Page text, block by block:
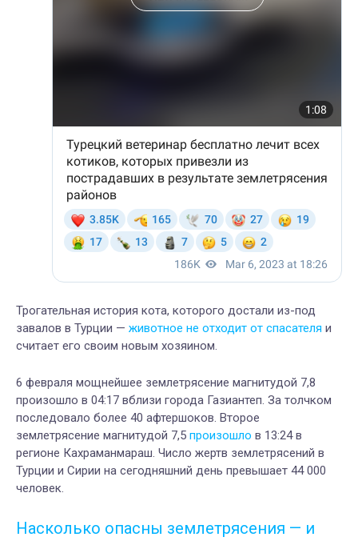
Трогательная история кота, которого достали из-под
завалов в Турции — животное не отходит от спасателя и
считает его своим новым хозяином.
6 февраля мощнейшее землетрясение магнитудой 7,8
произошло в 04:17 вблизи города Газиантеп. За толчком
последовало более 40 афтершоков. Второе
землетрясение магнитудой 7,5 произошло в 13:24 в
регионе Кахраманмараш. Число жертв землетрясений в
Турции и Сирии на сегодняшний день превышает 44 000
человек.
Насколько опасны землетрясения — и